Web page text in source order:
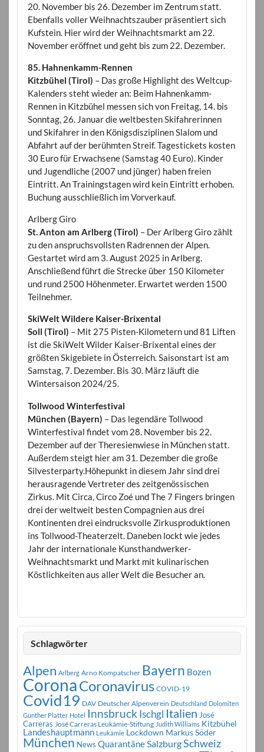
20. November bis 26. Dezember im Zentrum statt.
Ebenfalls voller Weihnachtszauber präsentiert sich
Kufstein. Hier wird der Weihnachtsmarkt am 22.
November eröffnet und geht bis zum 22. Dezember.
85. Hahnenkamm-Rennen
Kitzbühel (Tirol) – Das große Highlight des Weltcup-
Kalenders steht wieder an: Beim Hahnenkamm-
Rennen in Kitzbühel messen sich von Freitag, 14. bis
Sonntag, 26. Januar die weltbesten Skifahrerinnen
und Skifahrer in den Königsdisziplinen Slalom und
Abfahrt auf der berühmten Streif. Tagestickets kosten
30 Euro für Erwachsene (Samstag 40 Euro). Kinder
und Jugendliche (2007 und jünger) haben freien
Eintritt. An Trainingstagen wird kein Eintritt erhoben.
Buchung ausschließlich im Vorverkauf.
Arlberg Giro
St. Anton am Arlberg (Tirol) – Der Arlberg Giro zählt
zu den anspruchsvollsten Radrennen der Alpen.
Gestartet wird am 3. August 2025 in Arlberg.
Anschließend führt die Strecke über 150 Kilometer
und rund 2500 Höhenmeter. Erwartet werden 1500
Teilnehmer.
SkiWelt Wildere Kaiser-Brixental
Soll (Tirol) – Mit 275 Pisten-Kilometern und 81 Liften
ist die SkiWelt Wilder Kaiser-Brixental eines der
größten Skigebiete in Österreich. Saisonstart ist am
Samstag, 7. Dezember. Bis 30. März läuft die
Wintersaison 2024/25.
Tollwood Winterfestival
München (Bayern) – Das legendäre Tollwood
Winterfestival findet vom 28. November bis 22.
Dezember auf der Theresienwiese in München statt.
Außerdem steigt hier am 31. Dezember die große
Silvesterparty.Höhepunkt in diesem Jahr sind drei
herausragende Vertreter des zeitgenössischen
Zirkus. Mit Circa, Circo Zoé und The 7 Fingers bringen
drei der weltweit besten Compagnien aus drei
Kontinenten drei eindrucksvolle Zirkusproduktionen
ins Tollwood-Theaterzelt. Daneben lockt wie jedes
Jahr der internationale Kunsthandwerker-
Weihnachtsmarkt und Markt mit kulinarischen
Köstlichkeiten aus aller Welt die Besucher an.
Schlagwörter
Alpen Arlberg Arno Kompatscher Bayern Bozen
CoronaCoronavirus COVID-19
Covid19 DAV Deutscher Alpenverein Deutschland Dolomiten
Günther Platter Hotel Innsbruck Ischgl Italien José
Carreras José Carreras Leukämie-Stiftung Judith Williams Kitzbühel
Landeshauptmann Leukämie Lockdown Markus Söder
München News QuarantäneSalzburgSchweiz